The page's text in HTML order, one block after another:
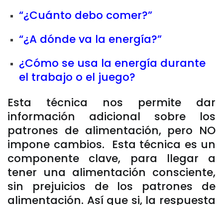
“¿Cuánto debo comer?”
“¿A dónde va la energía?”
¿Cómo se usa la energía durante
el trabajo o el juego?
Esta técnica nos permite dar
información adicional sobre los
patrones de alimentación, pero NO
impone cambios. Esta técnica es un
componente clave, para llegar a
tener una alimentación consciente,
sin prejuicios de los patrones de
alimentación. Así que si, la respuesta